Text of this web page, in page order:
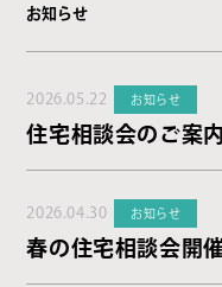
お知らせ
2026.05.22 お知らせ
住宅相談会のご案
2026.04.30 お知らせ
春の住宅相談会開